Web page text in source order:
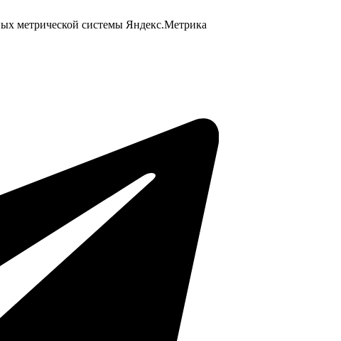
метрической системы Яндекс.Метрика